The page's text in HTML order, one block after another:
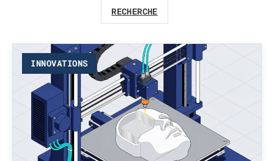
RECHERCHE
INNOVATIONS